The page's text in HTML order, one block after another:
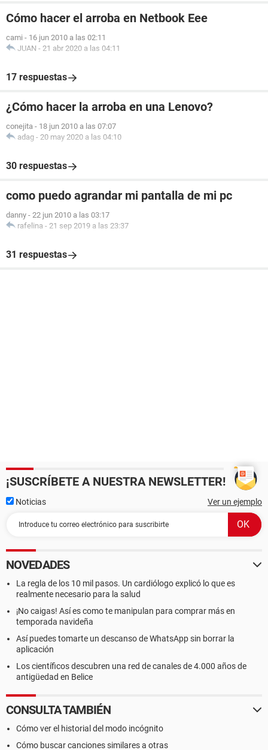
Cómo hacer el arroba en Netbook Eee
cami - 16 jun 2010 a las 02:11
JUAN - 21 abr 2020 a las 04:11
17 respuestas
¿Cómo hacer la arroba en una Lenovo?
conejita - 18 jun 2010 a las 07:07
adag - 20 may 2020 a las 04:10
30 respuestas
como puedo agrandar mi pantalla de mi pc
danny - 22 jun 2010 a las 03:17
rafelina - 21 sep 2019 a las 23:37
31 respuestas
¡SUSCRÍBETE A NUESTRA NEWSLETTER!
Noticias Ver un ejemplo
NOVEDADES
La regla de los 10 mil pasos. Un cardiólogo explicó lo que es
realmente necesario para la salud
¡No caigas! Así es como te manipulan para comprar más en
temporada navideña
Así puedes tomarte un descanso de WhatsApp sin borrar la
aplicación
Los científicos descubren una red de canales de 4.000 años de
antigüedad en Belice
CONSULTA TAMBIÉN
Cómo ver el historial del modo incógnito
Cómo buscar canciones similares a otras